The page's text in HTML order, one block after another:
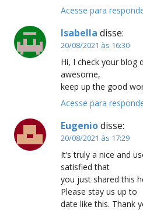
Acesse para
Isabella disse:
20/08/2021 às 16:30
Hi, I check your blog
awesome,
keep up the good
Acesse para
Eugeniodisse:
20/08/2021 às 17:29
It’s truly a nice and
satisfied that
you just shared this
Please stay us up to
date like this. Thank